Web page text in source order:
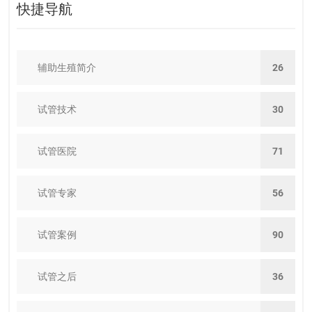
快捷导航
辅助生殖简介 26
试管技术 30
试管医院 71
试管专家 56
试管案例 90
试管之后 36